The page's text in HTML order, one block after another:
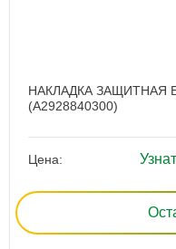
НАКЛАДКА ЗАЩИТНАЯ
(A2928840300)
Цена: